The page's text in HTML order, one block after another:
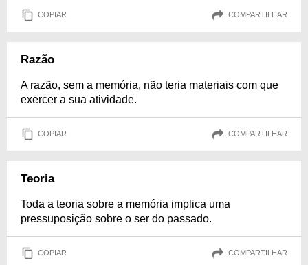
COPIAR COMPARTILHAR
Razão
A razão, sem a memória, não teria materiais com que
exercer a sua atividade.
COPIAR COMPARTILHAR
Teoria
Toda a teoria sobre a memória implica uma
pressuposição sobre o ser do passado.
COPIAR COMPARTILHAR